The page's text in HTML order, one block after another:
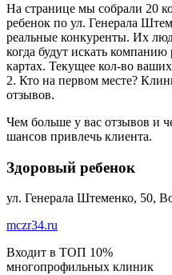
На странице мы собрали 20
ребенок по ул. Генерала
реальные конкуренты. Их
когда будут искать
картах. Текущее кол-во
2. Кто на первом месте?
отзывов.
Чем больше у вас отзывов и
шансов привлечь клиента.
Здоровый ребенок
ул. Генерала Штеменко, 50,
mczr34.ru
Входит в ТОП 10%
многопрофильных клиник